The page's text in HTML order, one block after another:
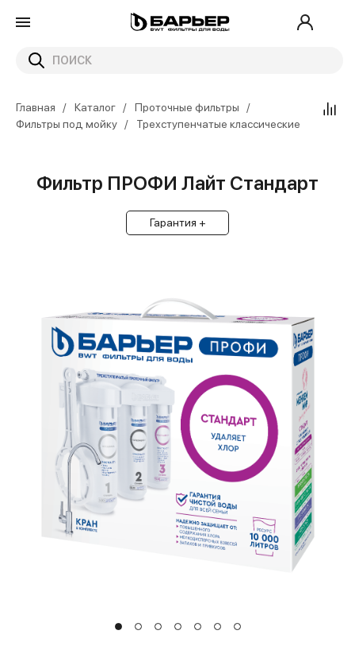
Главная Каталог
Проточные фильтры
Фильтры под мойку
Трехступенчатые классические
Фильтр ПРОФИ Лайт Стандарт
Гарантия +